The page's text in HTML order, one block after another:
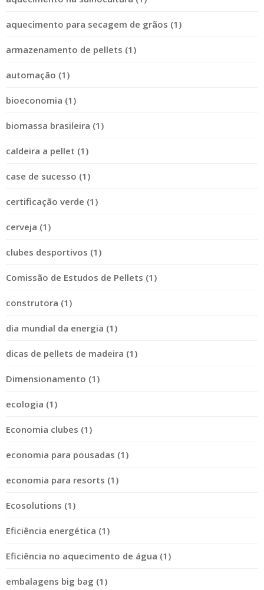
aquecimento para secagem de grãos (1)
armazenamento de pellets (1)
automação (1)
bioeconomia (1)
biomassa brasileira (1)
caldeira a pellet (1)
case de sucesso (1)
certificação verde (1)
cerveja (1)
clubes desportivos (1)
Comissão de Estudos de Pellets (1)
construtora (1)
dia mundial da energia (1)
dicas de pellets de madeira (1)
Dimensionamento (1)
ecologia (1)
Economia clubes (1)
economia para pousadas (1)
economia para resorts (1)
Ecosolutions (1)
Eficiência energética (1)
Eficiência no aquecimento de água (1)
embalagens big bag (1)